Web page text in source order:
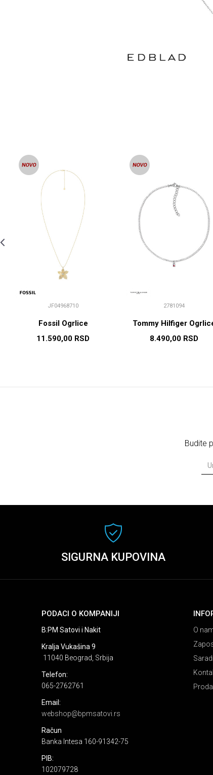
JF04968710
Fossil Ogrlice
11.590,00 RSD
2781094
Tommy Hilfiger
8.490,00 RSD
Budite
SIGURNA KUPOVINA
PODACI O KOMPANIJI
B:PM Satovi i Nakit
Kralja Vukašina 9
11040 Beograd, Srbija
Telefon:
065-2762761
Email:
webshop@bpmsatovi.rs
Račun
Banka Intesa 160-91342-75
PIB:
102079728
O